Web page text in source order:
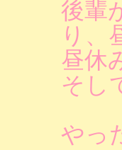
後輩
り、
昼休
そし
やっ